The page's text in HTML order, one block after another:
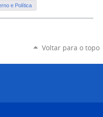
e Política
Voltar para o topo